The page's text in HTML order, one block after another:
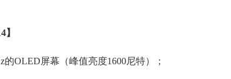
】
的OLED屏幕（峰值亮度1600尼特）；